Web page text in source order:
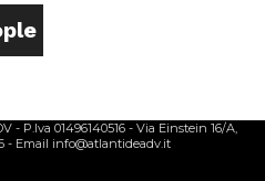
- P.Iva 01496140516 - Via Einstein 16/A,
- Email info@atlantideadv.it